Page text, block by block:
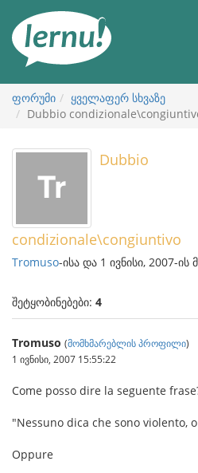
ნახვა
ფორუმი
ყველაფერ სხვაზე
Dubbio
Dubbio
condizionale\congiuntivo
Tromuso-ისა და 1 ივნისი, 2007-ის
შეტყობინებები: 4
Tromuso (მომხმარებლის პროფილი)
1 ივნისი, 2007 15:55:22
Come posso dire la seguente
"Nessuno dica che sono violento,
Oppure